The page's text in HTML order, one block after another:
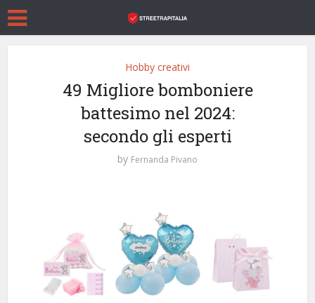
Hobby creativi
49 Migliore bomboniere
battesimo nel 2024:
secondo gli esperti
by Fernanda Pivano